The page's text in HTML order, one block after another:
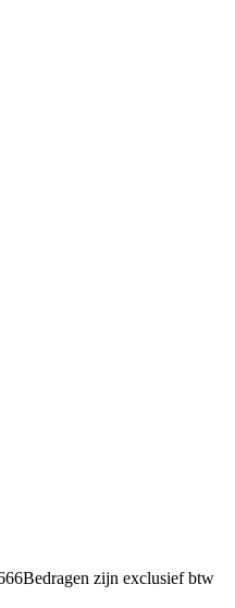
Bedragen zijn exclusief btw